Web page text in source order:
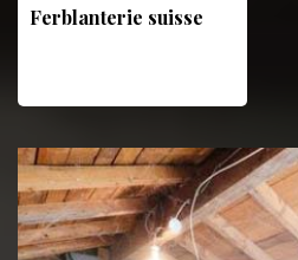
Ferblanterie suisse